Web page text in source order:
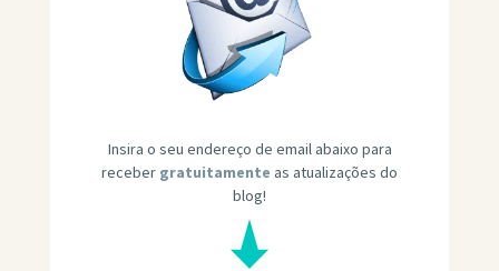
Insira o seu endereço de email abaixo para
receber gratuitamente as atualizações do
blog!